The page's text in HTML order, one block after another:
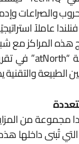
والصراعات
فنلندا عاملاً
المراكز مع
الطبيعة
مجموعة من
تُبنى داخلها